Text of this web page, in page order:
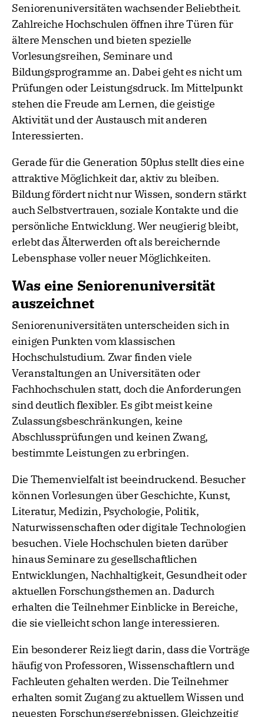
Seniorenuniversitäten wachsender Beliebtheit.
Zahlreiche Hochschulen öffnen ihre Türen für
ältere Menschen und bieten spezielle
Vorlesungsreihen, Seminare und
Bildungsprogramme an. Dabei geht es nicht um
Prüfungen oder Leistungsdruck. Im Mittelpunkt
stehen die Freude am Lernen, die geistige
Aktivität und der Austausch mit anderen
Interessierten.
Gerade für die Generation 50plus stellt dies eine
attraktive Möglichkeit dar, aktiv zu bleiben.
Bildung fördert nicht nur Wissen, sondern stärkt
auch Selbstvertrauen, soziale Kontakte und die
persönliche Entwicklung. Wer neugierig bleibt,
erlebt das Älterwerden oft als bereichernde
Lebensphase voller neuer Möglichkeiten.
Was eine Seniorenuniversität
auszeichnet
Seniorenuniversitäten unterscheiden sich in
einigen Punkten vom klassischen
Hochschulstudium. Zwar finden viele
Veranstaltungen an Universitäten oder
Fachhochschulen statt, doch die Anforderungen
sind deutlich flexibler. Es gibt meist keine
Zulassungsbeschränkungen, keine
Abschlussprüfungen und keinen Zwang,
bestimmte Leistungen zu erbringen.
Die Themenvielfalt ist beeindruckend. Besucher
können Vorlesungen über Geschichte, Kunst,
Literatur, Medizin, Psychologie, Politik,
Naturwissenschaften oder digitale Technologien
besuchen. Viele Hochschulen bieten darüber
hinaus Seminare zu gesellschaftlichen
Entwicklungen, Nachhaltigkeit, Gesundheit oder
aktuellen Forschungsthemen an. Dadurch
erhalten die Teilnehmer Einblicke in Bereiche,
die sie vielleicht schon lange interessieren.
Ein besonderer Reiz liegt darin, dass die Vorträge
häufig von Professoren, Wissenschaftlern und
Fachleuten gehalten werden. Die Teilnehmer
erhalten somit Zugang zu aktuellem Wissen und
neuesten Forschungsergebnissen. Gleichzeitig